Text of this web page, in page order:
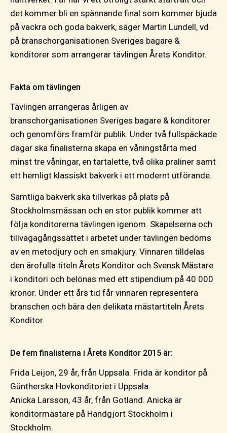
det kommer bli en spännande final som kommer bjuda
på vackra och goda bakverk, säger Martin Lundell, vd
på branschorganisationen Sveriges bagare &
konditorer som arrangerar tävlingen Årets Konditor.
Fakta om tävlingen
Tävlingen arrangeras årligen av
branschorganisationen Sveriges bagare & konditorer
och genomförs framför publik. Under två fullspäckade
dagar ska finalisterna skapa en våningstårta med
minst tre våningar, en tartalette, två olika praliner samt
ett hemligt klassiskt bakverk i ett modernt utförande.
Samtliga bakverk ska tillverkas på plats på
Stockholmsmässan och en stor publik kommer att
följa konditorerna tävlingen igenom. Skapelserna och
tillvägagångssättet i arbetet under tävlingen bedöms
av en metodjury och en smakjury. Vinnaren tilldelas
den ärofulla titeln Årets Konditor och Svensk Mästare
i konditori och belönas med ett stipendium på 40 000
kronor. Under ett års tid får vinnaren representera
branschen och bära den delikata mästartiteln Årets
Konditor.
De fem finalisterna i Årets Konditor 2015 är:
Frida Leijon, 29 år, från Uppsala. Frida är konditor på
Güntherska Hovkonditoriet i Uppsala.
Anicka Larsson, 43 år, från Gotland. Anicka är
konditormästare på Handgjort Stockholm i
Stockholm.